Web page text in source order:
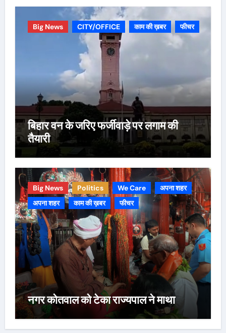
Big News CITY/OFFICE काम की ख़बर फीचर
बिहार वन के जरिए फर्जीवाड़े पर लगाम की
तैयारी
Big News Politics We Care
अपना शहर
अपना शहर
काम की ख़बर फीचर
नगर कोतवाल को टेका राज्यपाल ने माथा